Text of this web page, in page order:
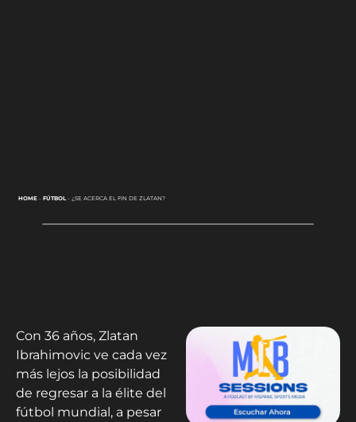
HOME- FÚTBOL- ¿SE ACERCA EL FIN DE ZLATAN?
Con 36 años, Zlatan
Ibrahimovic ve cada vez
más lejos la posibilidad
de regresar a la élite del
fútbol mundial, a pesar